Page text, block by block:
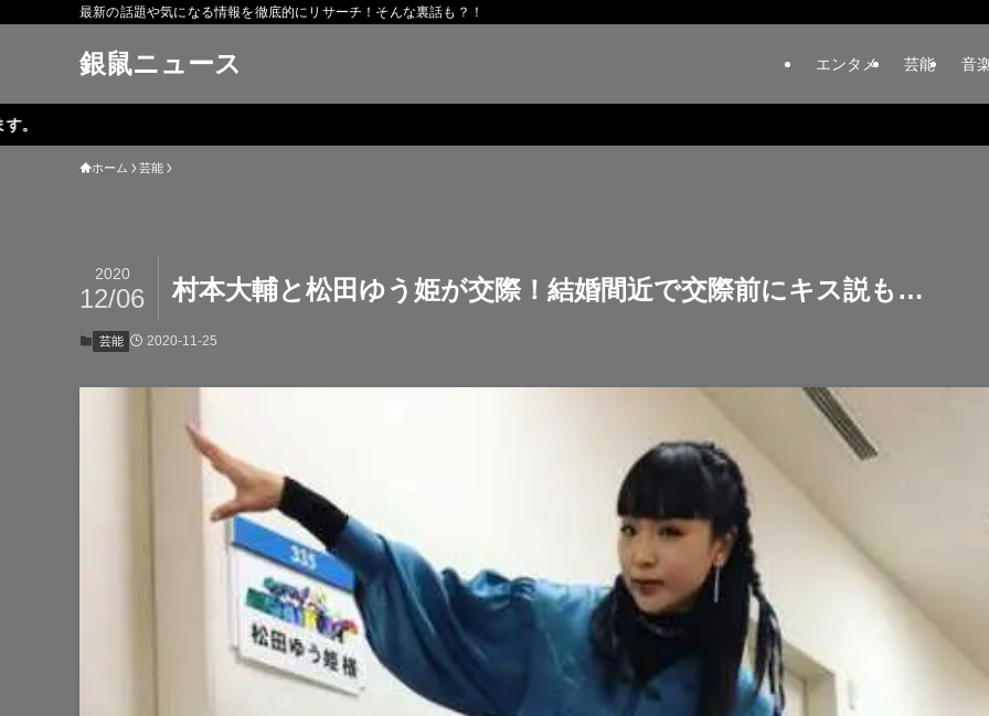
最新の話題や気になる情報を徹底的にリサーチ！そんな裏話も？！
銀鼠ニュース エンタメ 芸能 音
ホーム 芸能
村本大輔と松田ゆう姫が交際！結婚間近で交際前にキス説も…
2020
12/06
芸能 2020-11-25